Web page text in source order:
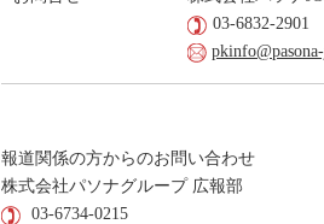
03-6832-2901
報道関係の方からのお問い合わせ
株式会社パソナグループ 広報部
03-6734-0215